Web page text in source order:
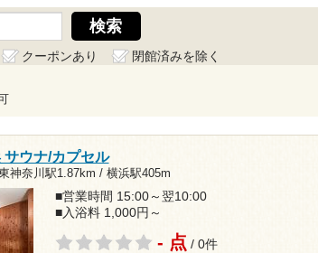
クーポンあり
閉館済みを除く
サウナ/カプセル
神奈川駅1.87km / 横浜駅405m
■営業時間 15:00～翌10:00
■入浴料 1,000円～
- 点 / 0件